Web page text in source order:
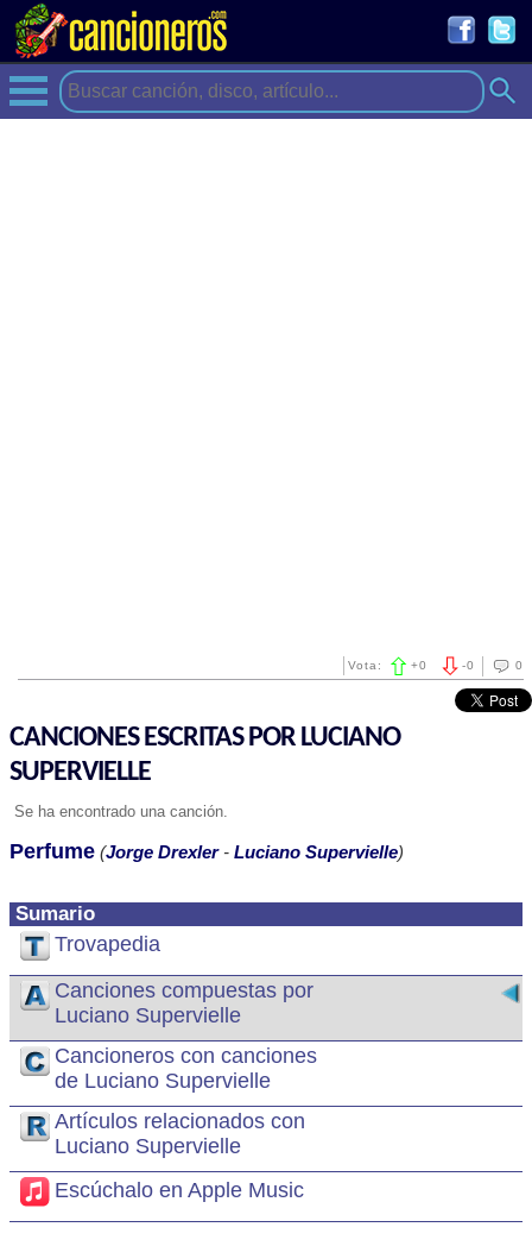
0
-0
Vota: +0
CANCIONES ESCRITAS POR LUCIANO
SUPERVIELLE
Se ha encontrado una canción.
Sumario
Trovapedia
Canciones compuestas por
Luciano Supervielle
Cancioneros con canciones
de Luciano Supervielle
Artículos relacionados con
Luciano Supervielle
Escúchalo en Apple Music
Perfume (Jorge Drexler- Luciano Supervielle)